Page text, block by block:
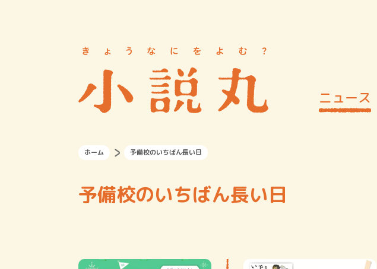
ニュース
ホーム 予備校のいちばん長い日
予備校のいちばん長い日